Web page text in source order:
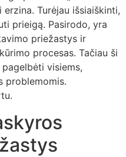
Turėjau išsiaiškinti,
prieigą. Pasirodo, yra
priežastys ir
procesas. Tačiau ši
visiems,
problemomis.